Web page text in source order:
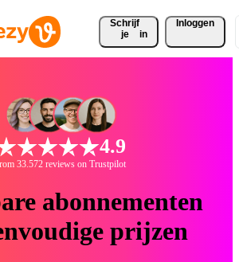
Schrijf
je
in
Inloggen
4.9
33.572 reviews on Trustpilot
abonnementen
prijzen